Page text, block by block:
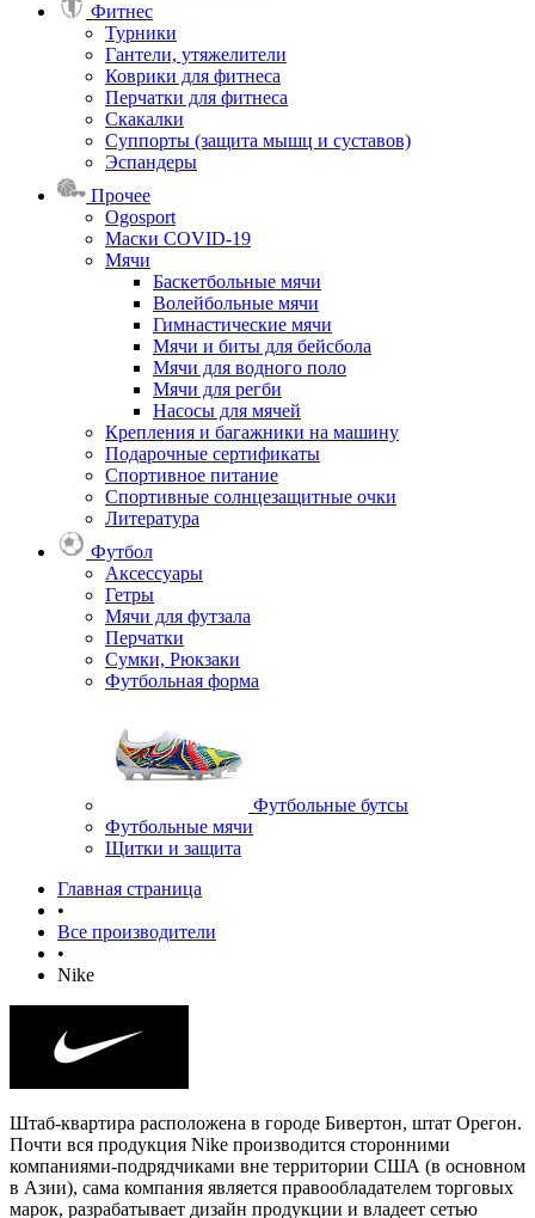
Фитнес
Турники
Гантели, утяжелители
Коврики для фитнеса
Перчатки для фитнеса
Скакалки
Суппорты (защита мышц и суставов)
Эспандеры
Прочее
Ogosport
Маски COVID-19
Мячи
Баскетбольные мячи
Волейбольные мячи
Гимнастические мячи
Мячи и биты для бейсбола
Мячи для водного поло
Мячи для регби
Насосы для мячей
Крепления и багажники на машину
Подарочные сертификаты
Спортивное питание
Спортивные солнцезащитные очки
Литература
Футбол
Аксессуары
Гетры
Мячи для футзала
Перчатки
Сумки, Рюкзаки
Футбольная форма
Футбольные бутсы
Футбольные мячи
Щитки и защита
Главная страница
•
Все производители
•
Nike
Штаб-квартира расположена в городе Бивертон, штат Орегон.
Почти вся продукция Nike производится сторонними
компаниями-подрядчиками вне территории США (в основном
в Азии), сама компания является правообладателем торговых
марок, разрабатывает дизайн продукции и владеет сетью